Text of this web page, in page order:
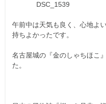
DSC_1539
午前中は天気も良く、心地よ
持ちよかったです。
名古屋城の『金のしゃちほこ
た。